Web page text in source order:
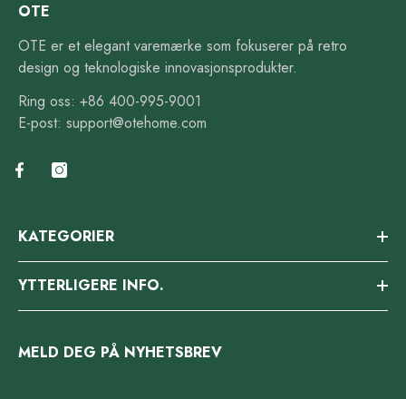
OTE
OTE er et elegant varemærke som fokuserer på retro
design og teknologiske innovasjonsprodukter.
Ring oss: +86 400-995-9001
E-post: support@otehome.com
KATEGORIER
YTTERLIGERE INFO.
MELD DEG PÅ NYHETSBREV